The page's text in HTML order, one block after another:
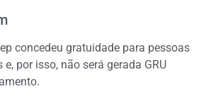
concedeu gratuidade para pessoas
por isso, não será gerada GRU